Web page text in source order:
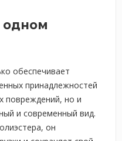
одном
обеспечивает
принадлежностей
повреждений, но и
и современный вид.
он